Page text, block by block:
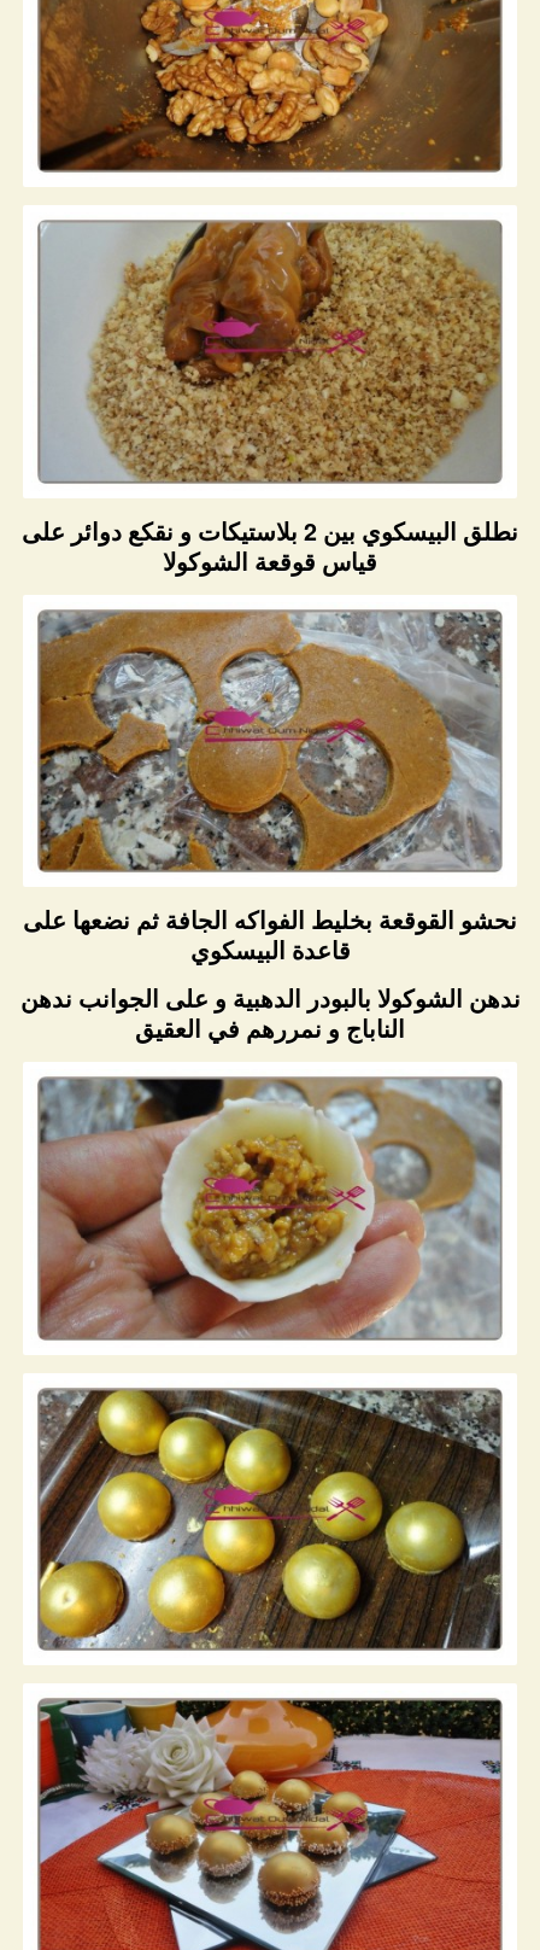
نطلق البيسكوي بين 2 بلاستيكات و نقكع دوائر على
قياس قوقعة الشوكولا
نحشو القوقعة بخليط الفواكه الجافة ثم نضعها على
قاعدة البيسكوي
ندهن الشوكولا بالبودر الدهبية و على الجوانب ندهن
الناباج و نمررهم في العقيق